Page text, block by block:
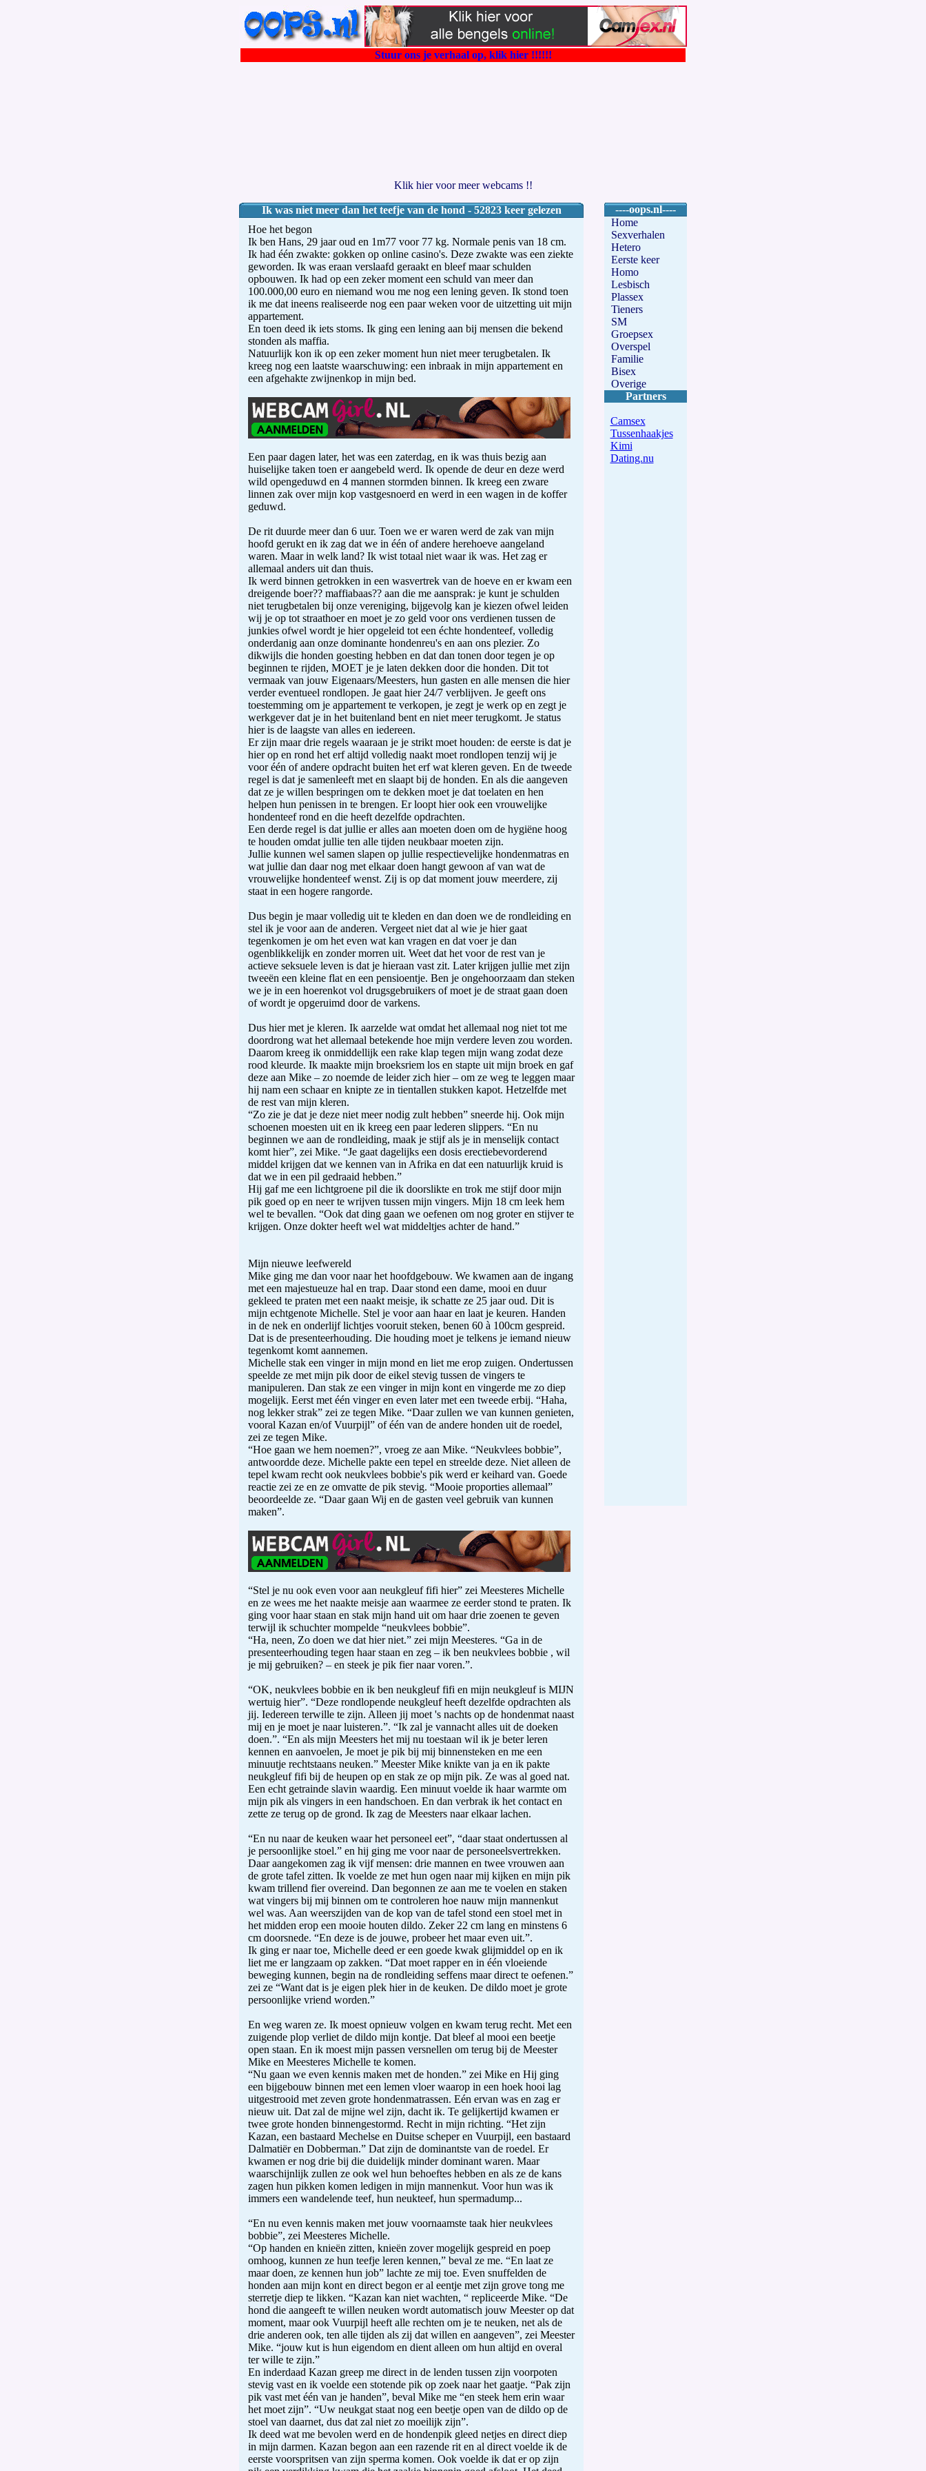
Stuur ons je verhaal op, klik hier !!!!!!
Klik hier voor meer webcams !!
Ik was niet meer dan het teefje van de hond - 52823 keer gelezen
Hoe het begon
Ik ben Hans, 29 jaar oud en 1m77 voor 77 kg. Normale penis van 18 cm.
Ik had één zwakte: gokken op online casino's. Deze zwakte was een ziekte
geworden. Ik was eraan verslaafd geraakt en bleef maar schulden
opbouwen. Ik had op een zeker moment een schuld van meer dan
100.000,00 euro en niemand wou me nog een lening geven. Ik stond toen
ik me dat ineens realiseerde nog een paar weken voor de uitzetting uit mijn
appartement.
En toen deed ik iets stoms. Ik ging een lening aan bij mensen die bekend
stonden als maffia.
Natuurlijk kon ik op een zeker moment hun niet meer terugbetalen. Ik
kreeg nog een laatste waarschuwing: een inbraak in mijn appartement en
een afgehakte zwijnenkop in mijn bed.
Een paar dagen later, het was een zaterdag, en ik was thuis bezig aan
huiselijke taken toen er aangebeld werd. Ik opende de deur en deze werd
wild opengeduwd en 4 mannen stormden binnen. Ik kreeg een zware
linnen zak over mijn kop vastgesnoerd en werd in een wagen in de koffer
geduwd.
De rit duurde meer dan 6 uur. Toen we er waren werd de zak van mijn
hoofd gerukt en ik zag dat we in één of andere herehoeve aangeland
waren. Maar in welk land? Ik wist totaal niet waar ik was. Het zag er
allemaal anders uit dan thuis.
Ik werd binnen getrokken in een wasvertrek van de hoeve en er kwam een
dreigende boer?? maffiabaas?? aan die me aansprak: je kunt je schulden
niet terugbetalen bij onze vereniging, bijgevolg kan je kiezen ofwel leiden
wij je op tot straathoer en moet je zo geld voor ons verdienen tussen de
junkies ofwel wordt je hier opgeleid tot een échte hondenteef, volledig
onderdanig aan onze dominante hondenreu's en aan ons plezier. Zo
dikwijls die honden goesting hebben en dat dan tonen door tegen je op
beginnen te rijden, MOET je je laten dekken door die honden. Dit tot
vermaak van jouw Eigenaars/Meesters, hun gasten en alle mensen die hier
verder eventueel rondlopen. Je gaat hier 24/7 verblijven. Je geeft ons
toestemming om je appartement te verkopen, je zegt je werk op en zegt je
werkgever dat je in het buitenland bent en niet meer terugkomt. Je status
hier is de laagste van alles en iedereen.
Er zijn maar drie regels waaraan je je strikt moet houden: de eerste is dat je
hier op en rond het erf altijd volledig naakt moet rondlopen tenzij wij je
voor één of andere opdracht buiten het erf wat kleren geven. En de tweede
regel is dat je samenleeft met en slaapt bij de honden. En als die aangeven
dat ze je willen bespringen om te dekken moet je dat toelaten en hen
helpen hun penissen in te brengen. Er loopt hier ook een vrouwelijke
hondenteef rond en die heeft dezelfde opdrachten.
Een derde regel is dat jullie er alles aan moeten doen om de hygiëne hoog
te houden omdat jullie ten alle tijden neukbaar moeten zijn.
Jullie kunnen wel samen slapen op jullie respectievelijke hondenmatras en
wat jullie dan daar nog met elkaar doen hangt gewoon af van wat de
vrouwelijke hondenteef wenst. Zij is op dat moment jouw meerdere, zij
staat in een hogere rangorde.
Dus begin je maar volledig uit te kleden en dan doen we de rondleiding en
stel ik je voor aan de anderen. Vergeet niet dat al wie je hier gaat
tegenkomen je om het even wat kan vragen en dat voer je dan
ogenblikkelijk en zonder morren uit. Weet dat het voor de rest van je
actieve seksuele leven is dat je hieraan vast zit. Later krijgen jullie met zijn
tweeën een kleine flat en een pensioentje. Ben je ongehoorzaam dan steken
we je in een hoerenkot vol drugsgebruikers of moet je de straat gaan doen
of wordt je opgeruimd door de varkens.
Dus hier met je kleren. Ik aarzelde wat omdat het allemaal nog niet tot me
doordrong wat het allemaal betekende hoe mijn verdere leven zou worden.
Daarom kreeg ik onmiddellijk een rake klap tegen mijn wang zodat deze
rood kleurde. Ik maakte mijn broeksriem los en stapte uit mijn broek en gaf
deze aan Mike – zo noemde de leider zich hier – om ze weg te leggen maar
hij nam een schaar en knipte ze in tientallen stukken kapot. Hetzelfde met
de rest van mijn kleren.
“Zo zie je dat je deze niet meer nodig zult hebben” sneerde hij. Ook mijn
schoenen moesten uit en ik kreeg een paar lederen slippers. “En nu
beginnen we aan de rondleiding, maak je stijf als je in menselijk contact
komt hier”, zei Mike. “Je gaat dagelijks een dosis erectiebevorderend
middel krijgen dat we kennen van in Afrika en dat een natuurlijk kruid is
dat we in een pil gedraaid hebben.”
Hij gaf me een lichtgroene pil die ik doorslikte en trok me stijf door mijn
pik goed op en neer te wrijven tussen mijn vingers. Mijn 18 cm leek hem
wel te bevallen. “Ook dat ding gaan we oefenen om nog groter en stijver te
krijgen. Onze dokter heeft wel wat middeltjes achter de hand.”
Mijn nieuwe leefwereld
Mike ging me dan voor naar het hoofdgebouw. We kwamen aan de ingang
met een majestueuze hal en trap. Daar stond een dame, mooi en duur
gekleed te praten met een naakt meisje, ik schatte ze 25 jaar oud. Dit is
mijn echtgenote Michelle. Stel je voor aan haar en laat je keuren. Handen
in de nek en onderlijf lichtjes vooruit steken, benen 60 à 100cm gespreid.
Dat is de presenteerhouding. Die houding moet je telkens je iemand nieuw
tegenkomt komt aannemen.
Michelle stak een vinger in mijn mond en liet me erop zuigen. Ondertussen
speelde ze met mijn pik door de eikel stevig tussen de vingers te
manipuleren. Dan stak ze een vinger in mijn kont en vingerde me zo diep
mogelijk. Eerst met één vinger en even later met een tweede erbij. “Haha,
nog lekker strak” zei ze tegen Mike. “Daar zullen we van kunnen genieten,
vooral Kazan en/of Vuurpijl” of één van de andere honden uit de roedel,
zei ze tegen Mike.
“Hoe gaan we hem noemen?”, vroeg ze aan Mike. “Neukvlees bobbie”,
antwoordde deze. Michelle pakte een tepel en streelde deze. Niet alleen de
tepel kwam recht ook neukvlees bobbie's pik werd er keihard van. Goede
reactie zei ze en ze omvatte de pik stevig. “Mooie proporties allemaal”
beoordeelde ze. “Daar gaan Wij en de gasten veel gebruik van kunnen
maken”.
“Stel je nu ook even voor aan neukgleuf fifi hier” zei Meesteres Michelle
en ze wees me het naakte meisje aan waarmee ze eerder stond te praten. Ik
ging voor haar staan en stak mijn hand uit om haar drie zoenen te geven
terwijl ik schuchter mompelde “neukvlees bobbie”.
“Ha, neen, Zo doen we dat hier niet.” zei mijn Meesteres. “Ga in de
presenteerhouding tegen haar staan en zeg – ik ben neukvlees bobbie , wil
je mij gebruiken? – en steek je pik fier naar voren.”.
“OK, neukvlees bobbie en ik ben neukgleuf fifi en mijn neukgleuf is MIJN
wertuig hier”. “Deze rondlopende neukgleuf heeft dezelfde opdrachten als
jij. Iedereen terwille te zijn. Alleen jij moet 's nachts op de hondenmat naast
mij en je moet je naar luisteren.”. “Ik zal je vannacht alles uit de doeken
doen.”. “En als mijn Meesters het mij nu toestaan wil ik je beter leren
kennen en aanvoelen, Je moet je pik bij mij binnensteken en me een
minuutje rechtstaans neuken.” Meester Mike knikte van ja en ik pakte
neukgleuf fifi bij de heupen op en stak ze op mijn pik. Ze was al goed nat.
Een echt getrainde slavin waardig. Een minuut voelde ik haar warmte om
mijn pik als vingers in een handschoen. En dan verbrak ik het contact en
zette ze terug op de grond. Ik zag de Meesters naar elkaar lachen.
“En nu naar de keuken waar het personeel eet”, “daar staat ondertussen al
je persoonlijke stoel.” en hij ging me voor naar de personeelsvertrekken.
Daar aangekomen zag ik vijf mensen: drie mannen en twee vrouwen aan
de grote tafel zitten. Ik voelde ze met hun ogen naar mij kijken en mijn pik
kwam trillend fier overeind. Dan begonnen ze aan me te voelen en staken
wat vingers bij mij binnen om te controleren hoe nauw mijn mannenkut
wel was. Aan weerszijden van de kop van de tafel stond een stoel met in
het midden erop een mooie houten dildo. Zeker 22 cm lang en minstens 6
cm doorsnede. “En deze is de jouwe, probeer het maar even uit.”.
Ik ging er naar toe, Michelle deed er een goede kwak glijmiddel op en ik
liet me er langzaam op zakken. “Dat moet rapper en in één vloeiende
beweging kunnen, begin na de rondleiding seffens maar direct te oefenen.”
zei ze “Want dat is je eigen plek hier in de keuken. De dildo moet je grote
persoonlijke vriend worden.”
En weg waren ze. Ik moest opnieuw volgen en kwam terug recht. Met een
zuigende plop verliet de dildo mijn kontje. Dat bleef al mooi een beetje
open staan. En ik moest mijn passen versnellen om terug bij de Meester
Mike en Meesteres Michelle te komen.
“Nu gaan we even kennis maken met de honden.” zei Mike en Hij ging
een bijgebouw binnen met een lemen vloer waarop in een hoek hooi lag
uitgestrooid met zeven grote hondenmatrassen. Eén ervan was en zag er
nieuw uit. Dat zal de mijne wel zijn, dacht ik. Te gelijkertijd kwamen er
twee grote honden binnengestormd. Recht in mijn richting. “Het zijn
Kazan, een bastaard Mechelse en Duitse scheper en Vuurpijl, een bastaard
Dalmatiër en Dobberman.” Dat zijn de dominantste van de roedel. Er
kwamen er nog drie bij die duidelijk minder dominant waren. Maar
waarschijnlijk zullen ze ook wel hun behoeftes hebben en als ze de kans
zagen hun pikken komen ledigen in mijn mannenkut. Voor hun was ik
immers een wandelende teef, hun neukteef, hun spermadump...
“En nu even kennis maken met jouw voornaamste taak hier neukvlees
bobbie”, zei Meesteres Michelle.
“Op handen en knieën zitten, knieën zover mogelijk gespreid en poep
omhoog, kunnen ze hun teefje leren kennen,” beval ze me. “En laat ze
maar doen, ze kennen hun job” lachte ze mij toe. Even snuffelden de
honden aan mijn kont en direct begon er al eentje met zijn grove tong me
sterretje diep te likken. “Kazan kan niet wachten, “ repliceerde Mike. “De
hond die aangeeft te willen neuken wordt automatisch jouw Meester op dat
moment, maar ook Vuurpijl heeft alle rechten om je te neuken, net als de
drie anderen ook, ten alle tijden als zij dat willen en aangeven”, zei Meester
Mike. “jouw kut is hun eigendom en dient alleen om hun altijd en overal
ter wille te zijn.”
En inderdaad Kazan greep me direct in de lenden tussen zijn voorpoten
stevig vast en ik voelde een stotende pik op zoek naar het gaatje. “Pak zijn
pik vast met één van je handen”, beval Mike me “en steek hem erin waar
het moet zijn”. “Uw neukgat staat nog een beetje open van de dildo op de
stoel van daarnet, dus dat zal niet zo moeilijk zijn”.
Ik deed wat me bevolen werd en de hondenpik gleed netjes en direct diep
in mijn darmen. Kazan begon aan een razende rit en al direct voelde ik de
eerste voorspritsen van zijn sperma komen. Ook voelde ik dat er op zijn
----oops.nl----
Home
Sexverhalen
Hetero
Eerste keer
Homo
Lesbisch
Plassex
Tieners
SM
Groepsex
Overspel
Familie
Bisex
Overige
Partners